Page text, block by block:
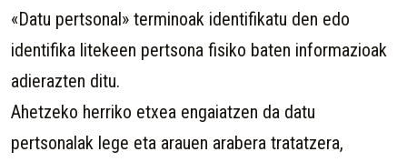
«Datu pertsonal» terminoak identifikatu den edo
identifika litekeen pertsona fisiko baten informazioak
adierazten ditu.
Ahetzeko herriko etxea engaiatzen da datu
pertsonalak lege eta arauen arabera tratatzera,